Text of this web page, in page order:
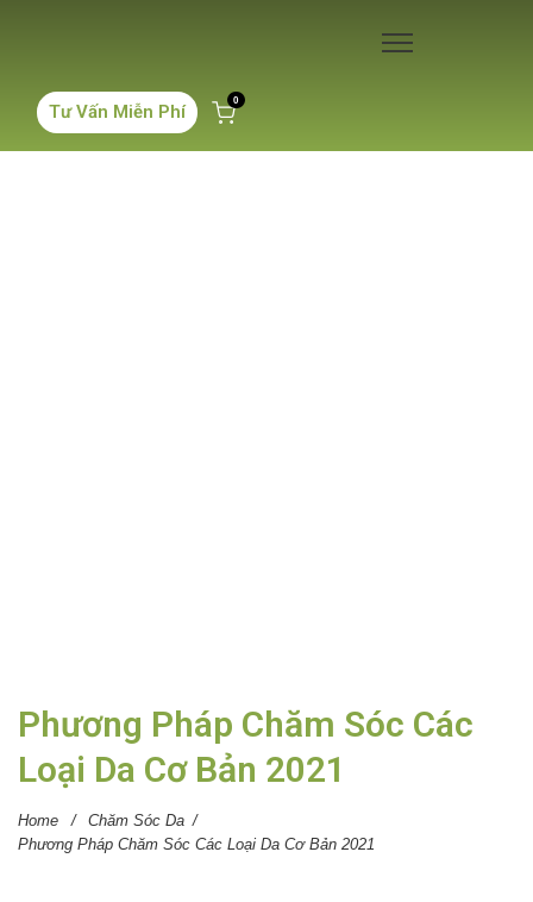
Tư Vấn Miễn Phí
0
Phương Pháp Chăm Sóc Các
Loại Da Cơ Bản 2021
Home / Chăm Sóc Da /
Phương Pháp Chăm Sóc Các Loại Da Cơ Bản 2021